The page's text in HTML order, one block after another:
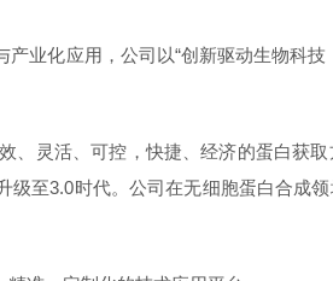
业化应用，公司以“创新驱动生物科
灵活、可控，快捷、经济的蛋白获
至3.0时代。公司在无细胞蛋白合成